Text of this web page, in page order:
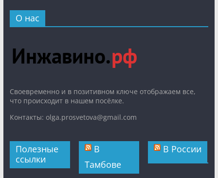
О нас
Cвоевременно и в позитивном ключе отображаем все,
что происходит в нашем посёлке.
Контакты: olga.prosvetova@gmail.com
Полезные
ссылки
В
Тамбове
В России